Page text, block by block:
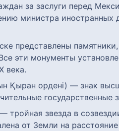
за заслуги перед
министра иностранных
представлены
эти монументы
века.
Қыран ордені) — знак
государственные
звезда в
от Земли на